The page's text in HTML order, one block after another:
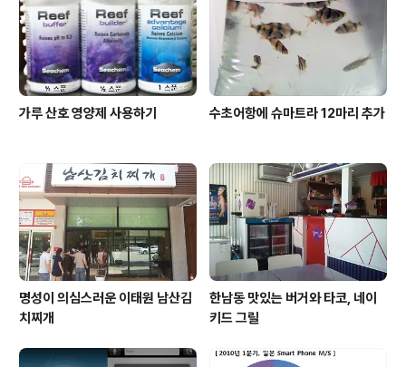
가루 산호 영양제 사용하기 수초어항에 슈마트라 12마리 추가
명성이 의심스러운 이태원 남산김
치찌개
한남동 맛있는 버거와 타코, 네이
키드 그릴